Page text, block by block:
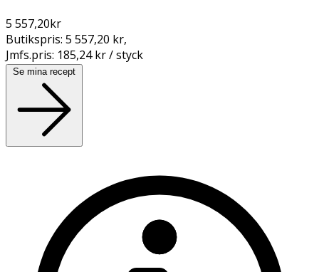
5 557,20kr
Butikspris: 5 557,20 kr,
Jmfs.pris: 185,24 kr / styck
Se mina recept